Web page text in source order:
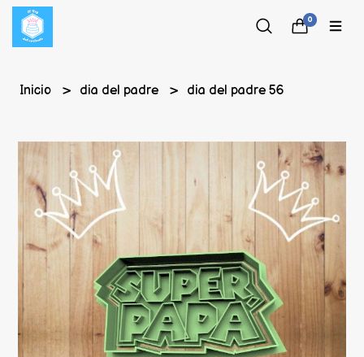
0
Inicio dia del padre dia del padre 56